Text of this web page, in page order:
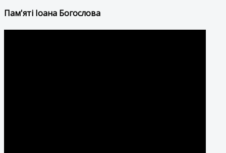
Пам'яті Іоана Богослова